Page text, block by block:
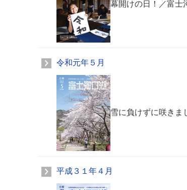
幕開けの日！／富士
令和元年５月
雪に負けずに咲きま
平成３１年４月